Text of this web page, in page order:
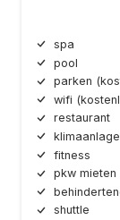
spa
pool
parken
wifi
restaurant
klimaanlage
fitness
pkw mieten
shuttle